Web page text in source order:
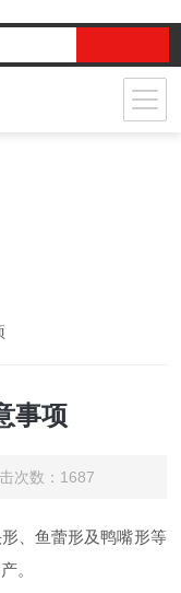
事项
次数：1687
、鱼蕾形及鸭嘴形等
。